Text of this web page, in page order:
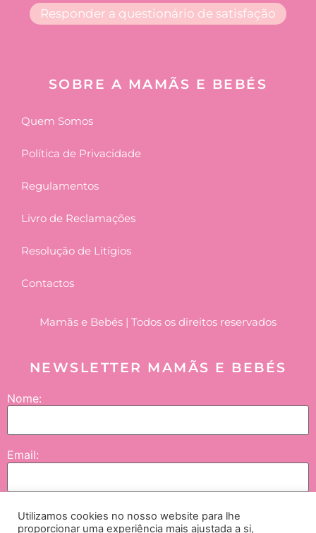
Responder a questionário de satisfação
SOBRE A MAMÃS E BEBÉS
Quem Somos
Política de Privacidade
Regulamentos
Livro de Reclamações
Resolução de Litígios
Contactos
Mamãs e Bebés | Todos os direitos reservados
NEWSLETTER MAMÃS E BEBÉS
Nome:
Email:
Enviar
Utilizamos cookies no nosso website para lhe
proporcionar uma experiência mais ajustada a si,